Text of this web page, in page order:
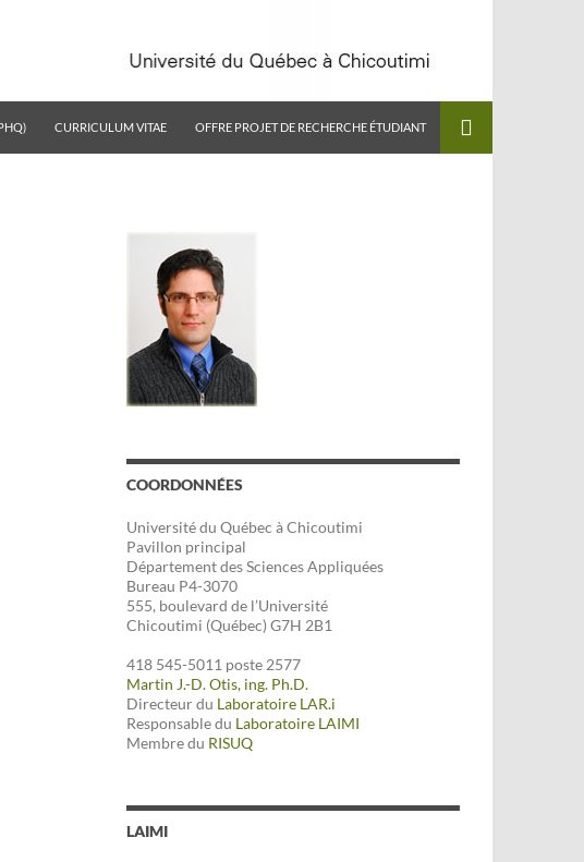
CURRICULUM VITAE OFFRE PROJET DE RECHERCHE ÉTUDIANT
COORDONNÉES
Université du Québec à Chicoutimi
Pavillon principal
Département des Sciences Appliquées
Bureau P4-3070
555, boulevard de l’Université
Chicoutimi (Québec) G7H 2B1
418 545-5011 poste 2577
Martin J.-D. Otis, ing. Ph.D.
Directeur du Laboratoire LAR.i
Responsable du Laboratoire LAIMI
Membre du RISUQ
LAIMI